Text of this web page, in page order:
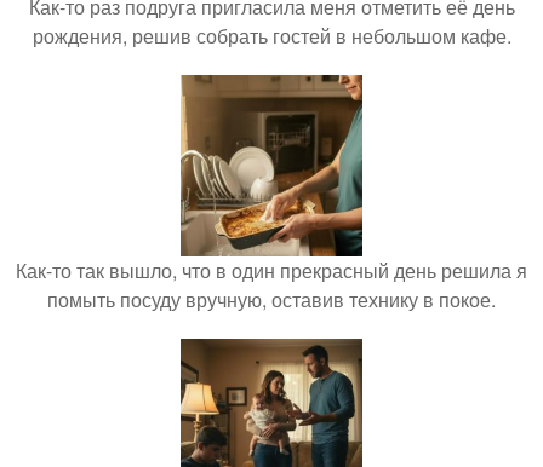
Как-то раз подруга пригласила меня отметить её день
рождения, решив собрать гостей в небольшом кафе.
Как-то так вышло, что в один прекрасный день решила я
помыть посуду вручную, оставив технику в покое.